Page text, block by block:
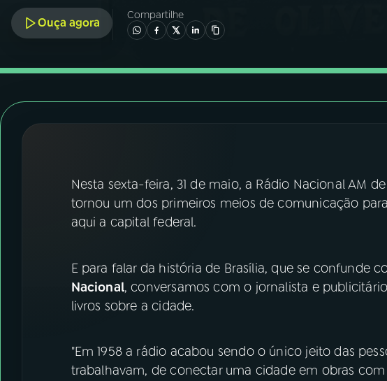
06VIDEOCASTS
07ÚLTIMAS
YouTube Facebook
Instagram X
Ouça agora
Compartilhe
Nesta sexta-feira, 31 de maio, a Rádio Nacional AM
tornou um dos primeiros meios de comunicação
aqui a capital federal.
E para falar da história de Brasília, que se confunde
Nacional, conversamos com o jornalista e
livros sobre a cidade.
"Em 1958 a rádio acabou sendo o único jeito das
trabalhavam, de conectar uma cidade em obras